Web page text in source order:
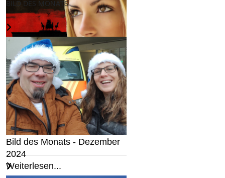
Wir halten an Deutschland
fest...
Weiterlesen...
BILD DES MONATS
Bild des Monats - Dezember
2024
Weiterlesen...